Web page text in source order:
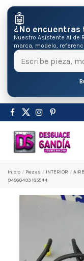
🤖
¿No
Nuestro Asistente AI de
marca, modelo,
Inicio Pіezas INTERIOR
94560493 185544